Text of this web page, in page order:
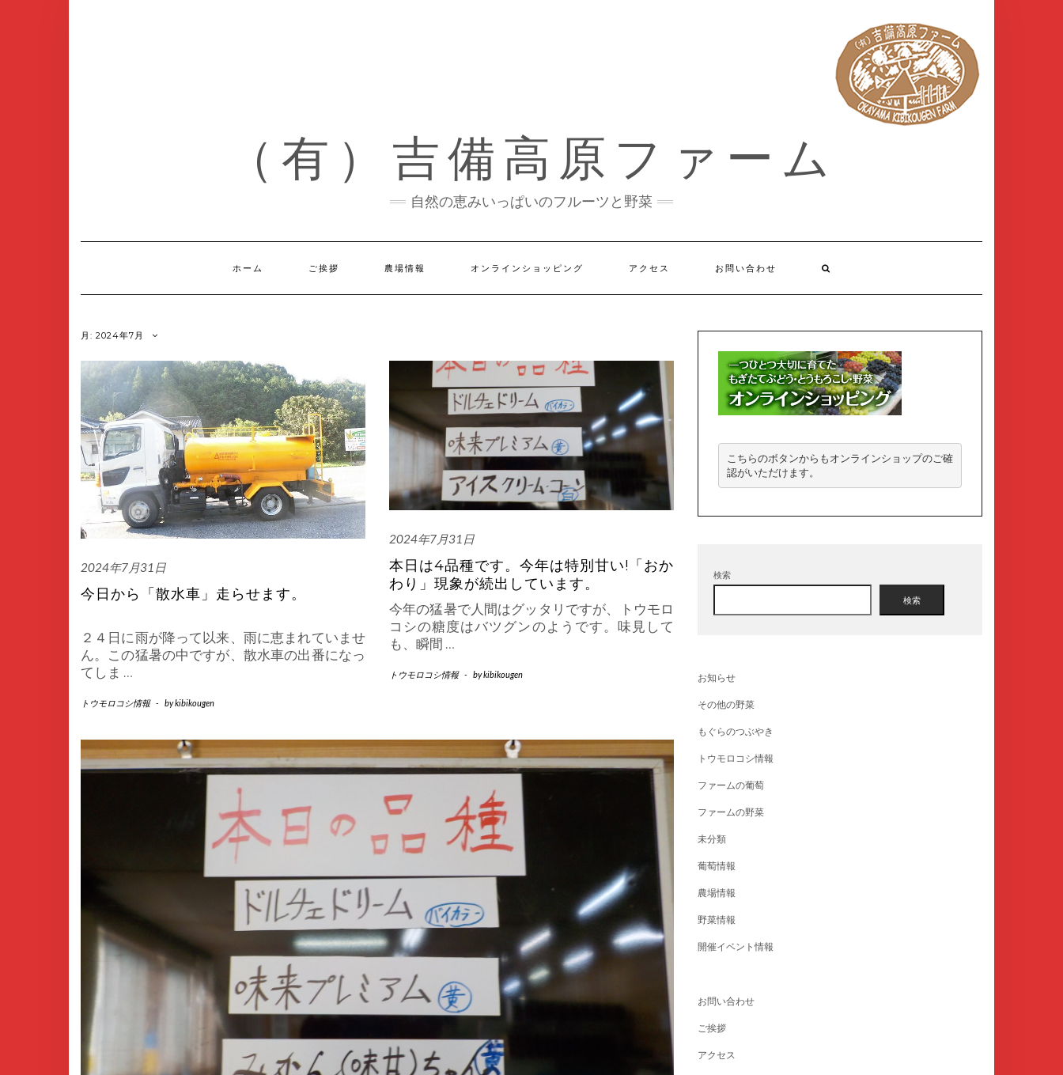
（有）吉備高原ファーム
自然の恵みいっぱいのフルーツと野菜
ホーム ご挨拶 農場情報 オンラインショッピング アクセス お問い合わせ
月: 2024年7月
2024年7月31日
今日から「散水車」走らせます。
２４日に雨が降って以来、雨に恵まれていませ
ん。この猛暑の中ですが、散水車の出番になっ
てしま …
トウモロコシ情報 - bykibikougen
2024年7月31日
本日は4品種です。今年は特別甘い!「おか
わり」現象が続出しています。
今年の猛暑で人間はグッタリですが、トウモロ
コシの糖度はバツグンのようです。味見して
も、瞬間 …
トウモロコシ情報 - bykibikougen
こちらのボタンからもオンラインショップのご確
認がいただけます。
検索
検索
お知らせ
その他の野菜
もぐらのつぶやき
トウモロコシ情報
ファームの葡萄
ファームの野菜
未分類
葡萄情報
農場情報
野菜情報
開催イベント情報
お問い合わせ
ご挨拶
アクセス